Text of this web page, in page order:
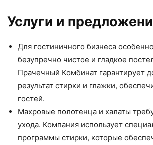
Услуги и
Для гостиничного бизнеса
безупречно чистое и гладкое
Прачечный Комбинат гарантирует
результат стирки и глажки,
гостей.
Махровые полотенца и халаты
ухода. Компания использует
программы стирки, которые